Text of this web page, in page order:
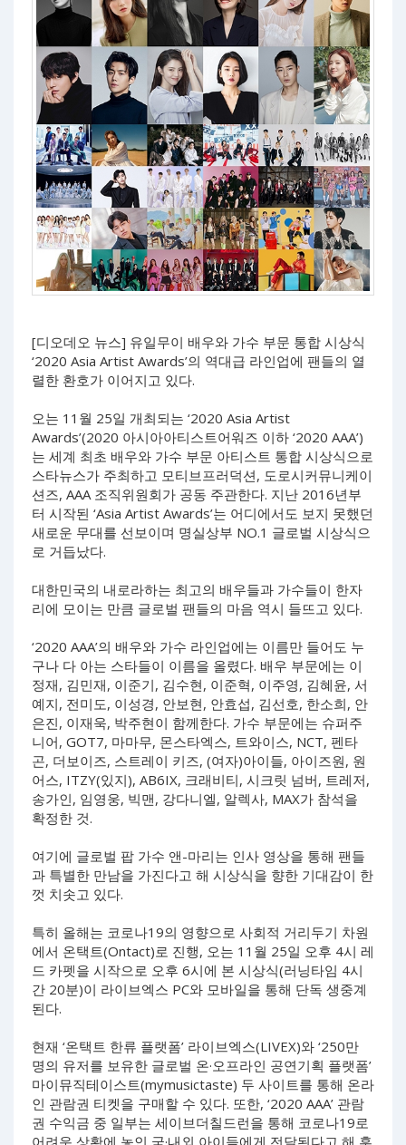
[디오데오 뉴스] 유일무이 배우와 가수 부문 통합 시상식
‘2020 Asia Artist Awards’의 역대급 라인업에 팬들의 열
렬한 환호가 이어지고 있다.
오는 11월 25일 개최되는 ‘2020 Asia Artist
Awards’(2020 아시아아티스트어워즈 이하 ‘2020 AAA’)
는 세계 최초 배우와 가수 부문 아티스트 통합 시상식으로
스타뉴스가 주최하고 모티브프러덕션, 도로시커뮤니케이
션즈, AAA 조직위원회가 공동 주관한다. 지난 2016년부
터 시작된 ‘Asia Artist Awards’는 어디에서도 보지 못했던
새로운 무대를 선보이며 명실상부 NO.1 글로벌 시상식으
로 거듭났다.
대한민국의 내로라하는 최고의 배우들과 가수들이 한자
리에 모이는 만큼 글로벌 팬들의 마음 역시 들뜨고 있다.
‘2020 AAA’의 배우와 가수 라인업에는 이름만 들어도 누
구나 다 아는 스타들이 이름을 올렸다. 배우 부문에는 이
정재, 김민재, 이준기, 김수현, 이준혁, 이주영, 김혜윤, 서
예지, 전미도, 이성경, 안보현, 안효섭, 김선호, 한소희, 안
은진, 이재욱, 박주현이 함께한다. 가수 부문에는 슈퍼주
니어, GOT7, 마마무, 몬스타엑스, 트와이스, NCT, 펜타
곤, 더보이즈, 스트레이 키즈, (여자)아이들, 아이즈원, 원
어스, ITZY(있지), AB6IX, 크래비티, 시크릿 넘버, 트레저,
송가인, 임영웅, 빅맨, 강다니엘, 알렉사, MAX가 참석을
확정한 것.
여기에 글로벌 팝 가수 앤-마리는 인사 영상을 통해 팬들
과 특별한 만남을 가진다고 해 시상식을 향한 기대감이 한
껏 치솟고 있다.
특히 올해는 코로나19의 영향으로 사회적 거리두기 차원
에서 온택트(Ontact)로 진행, 오는 11월 25일 오후 4시 레
드 카펫을 시작으로 오후 6시에 본 시상식(러닝타임 4시
간 20분)이 라이브엑스 PC와 모바일을 통해 단독 생중계
된다.
현재 ‘온택트 한류 플랫폼’ 라이브엑스(LIVEX)와 ‘250만
명의 유저를 보유한 글로벌 온·오프라인 공연기획 플랫폼’
마이뮤직테이스트(mymusictaste) 두 사이트를 통해 온라
인 관람권 티켓을 구매할 수 있다. 또한, ‘2020 AAA’ 관람
권 수익금 중 일부는 세이브더칠드런을 통해 코로나19로
어려운 상황에 놓인 국·내외 아이들에게 전달된다고 해 훈